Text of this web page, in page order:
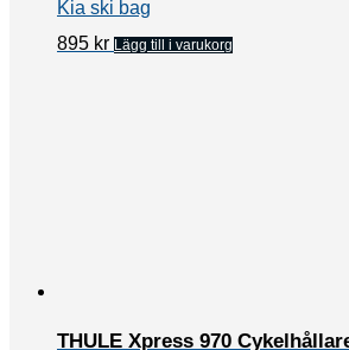
Kia ski bag
895 kr Lägg till i varukorg
THULE Xpress 970